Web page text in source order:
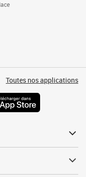
Toutes nos applications